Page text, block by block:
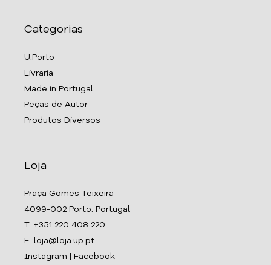
Categorias
U.Porto
Livraria
Made in Portugal
Peças de Autor
Produtos Diversos
Loja
Praça Gomes Teixeira
4099-002 Porto. Portugal
T. +351 220 408 220
E. loja@loja.up.pt
Instagram
Facebook